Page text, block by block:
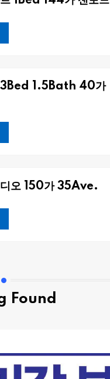
3Bed 1.5Bath 40가
디오 150가 35Ave.
Found